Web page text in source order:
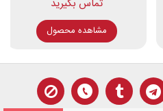
و دو سال خدمات پس ازفروش است.
مشاهده محصول